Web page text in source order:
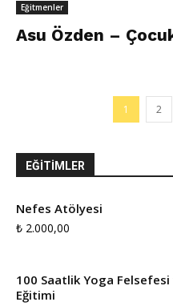
Eğitmenler
Asu Özden –
1 2
EĞITIMLER
Nefes Atölyesi
₺ 2.000,00
100 Saatlik Yoga
Eğitimi